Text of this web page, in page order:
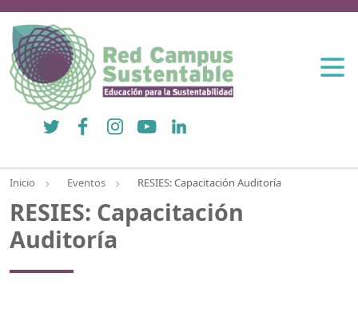
Twitter FacebookInstagramYouTubeLinkedIn
Inicio Eventos RESIES: Capacitación Auditoría
RESIES: Capacitación
Auditoría